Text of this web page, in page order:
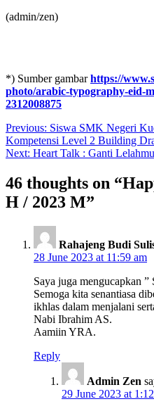
(admin/zen)
*) Sumber gambarhttps://
photo/arabic-typography-eid-
2312008875
Post
navigation
Previous: Siswa SMK Negeri
Kompetensi Level 2 Building
Next: Heart Talk : Ganti
46 thoughts on “
H / 2023 M”
Rahajeng Budi
28 June 2023 at 11:59 am
Saya juga mengucapkan
Semoga kita senantiasa
ikhlas dalam menjalani
Nabi Ibrahim AS.
Aamiin YRA.
Reply
Admin Zen
29 June 2023 at